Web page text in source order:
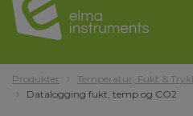
Produkter
Temperatur, Fukt &
Datalogging fukt, temp og CO2